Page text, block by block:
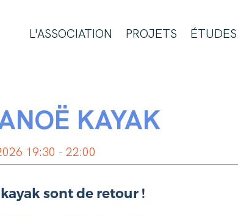
L'ASSOCIATION PROJETS ÉTUDES
KAYAK
19:30 - 22:00
sont de retour !